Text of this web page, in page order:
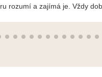
rozumí a zajímá je. Vždy
už bylo napsáno - na požádání